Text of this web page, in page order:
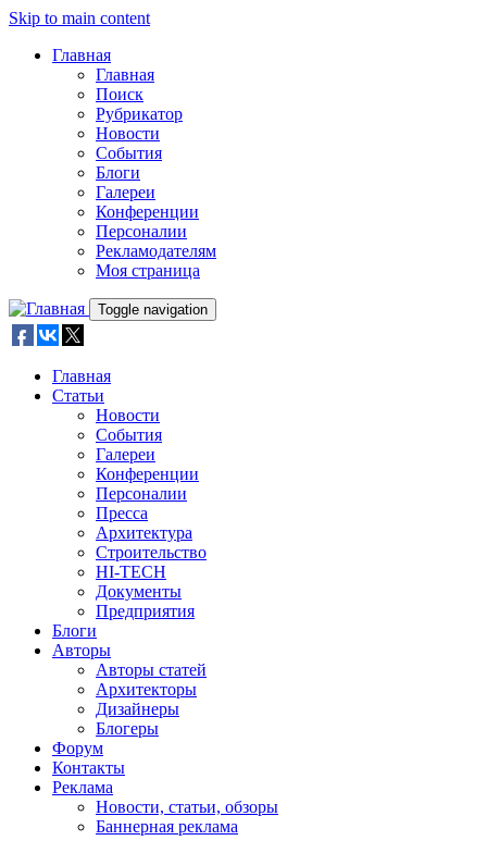
Skip to main content
Главная
Главная
Поиск
Рубрикатор
Новости
События
Блоги
Галереи
Конференции
Персоналии
Рекламодателям
Моя страница
Toggle navigation
Главная
Статьи
Новости
События
Галереи
Конференции
Персоналии
Пресса
Архитектура
Строительство
HI-TECH
Документы
Предприятия
Блоги
Авторы
Авторы статей
Архитекторы
Дизайнеры
Блогеры
Форум
Контакты
Реклама
Новости, статьи, обзоры
Баннерная реклама